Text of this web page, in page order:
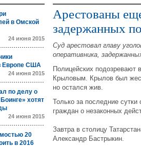
в Омской
24 июня 2015
Европе США
24 июня 2015
по делу о
хотят
24 июня 2015
20
в 2016
Арестованы
задержанных
Суд арестовал главу
оперативника,
Полицейских
Крыловым. Крылов был
но остался жив.
Только за последние
граждан о незаконных
Завтра в столицу
Александр Бастрыкин.